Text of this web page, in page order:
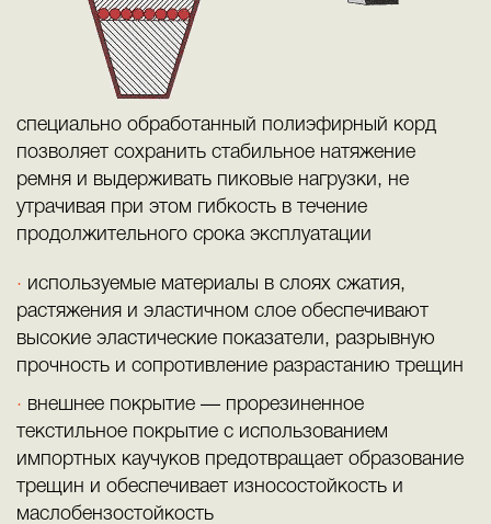
специально обработанный полиэфирный корд
позволяет сохранить стабильное натяжение
ремня и выдерживать пиковые нагрузки, не
утрачивая при этом гибкость в течение
продолжительного срока эксплуатации
используемые материалы в слоях сжатия,
растяжения и эластичном слое обеспечивают
высокие эластические показатели, разрывную
прочность и сопротивление разрастанию трещин
внешнее покрытие — прорезиненное
текстильное покрытие с использованием
импортных каучуков предотвращает образование
трещин и обеспечивает износостойкость и
маслобензостойкость